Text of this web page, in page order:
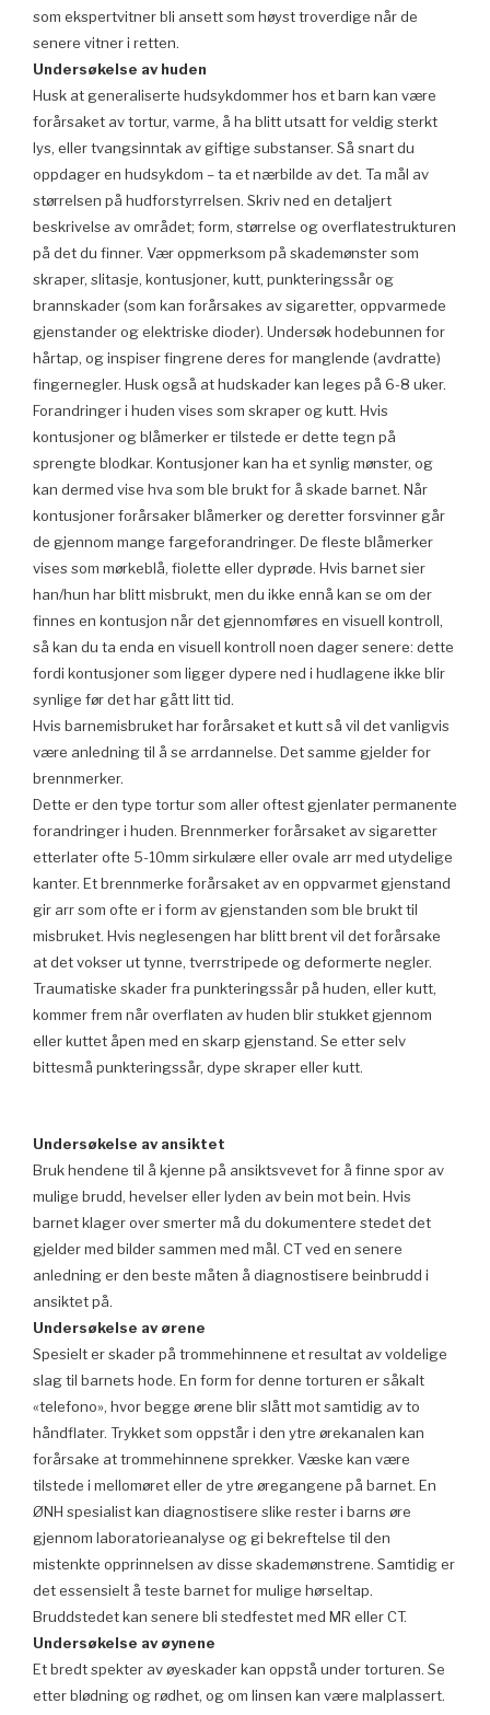
som ekspertvitner bli ansett som høyst troverdige når de
senere vitner i retten.
Undersøkelse av huden
Husk at generaliserte hudsykdommer hos et barn kan være
forårsaket av tortur, varme, å ha blitt utsatt for veldig sterkt
lys, eller tvangsinntak av giftige substanser. Så snart du
oppdager en hudsykdom – ta et nærbilde av det. Ta mål av
størrelsen på hudforstyrrelsen. Skriv ned en detaljert
beskrivelse av området; form, størrelse og overflatestrukturen
på det du finner. Vær oppmerksom på skademønster som
skraper, slitasje, kontusjoner, kutt, punkteringssår og
brannskader (som kan forårsakes av sigaretter, oppvarmede
gjenstander og elektriske dioder). Undersøk hodebunnen for
hårtap, og inspiser fingrene deres for manglende (avdratte)
fingernegler. Husk også at hudskader kan leges på 6-8 uker.
Forandringer i huden vises som skraper og kutt. Hvis
kontusjoner og blåmerker er tilstede er dette tegn på
sprengte blodkar. Kontusjoner kan ha et synlig mønster, og
kan dermed vise hva som ble brukt for å skade barnet. Når
kontusjoner forårsaker blåmerker og deretter forsvinner går
de gjennom mange fargeforandringer. De fleste blåmerker
vises som mørkeblå, fiolette eller dyprøde. Hvis barnet sier
han/hun har blitt misbrukt, men du ikke ennå kan se om der
finnes en kontusjon når det gjennomføres en visuell kontroll,
så kan du ta enda en visuell kontroll noen dager senere: dette
fordi kontusjoner som ligger dypere ned i hudlagene ikke blir
synlige før det har gått litt tid.
Hvis barnemisbruket har forårsaket et kutt så vil det vanligvis
være anledning til å se arrdannelse. Det samme gjelder for
brennmerker.
Dette er den type tortur som aller oftest gjenlater permanente
forandringer i huden. Brennmerker forårsaket av sigaretter
etterlater ofte 5-10mm sirkulære eller ovale arr med utydelige
kanter. Et brennmerke forårsaket av en oppvarmet gjenstand
gir arr som ofte er i form av gjenstanden som ble brukt til
misbruket. Hvis neglesengen har blitt brent vil det forårsake
at det vokser ut tynne, tverrstripede og deformerte negler.
Traumatiske skader fra punkteringssår på huden, eller kutt,
kommer frem når overflaten av huden blir stukket gjennom
eller kuttet åpen med en skarp gjenstand. Se etter selv
bittesmå punkteringssår, dype skraper eller kutt.
Undersøkelse av ansiktet
Bruk hendene til å kjenne på ansiktsvevet for å finne spor av
mulige brudd, hevelser eller lyden av bein mot bein. Hvis
barnet klager over smerter må du dokumentere stedet det
gjelder med bilder sammen med mål. CT ved en senere
anledning er den beste måten å diagnostisere beinbrudd i
ansiktet på.
Undersøkelse av ørene
Spesielt er skader på trommehinnene et resultat av voldelige
slag til barnets hode. En form for denne torturen er såkalt
«telefono», hvor begge ørene blir slått mot samtidig av to
håndflater. Trykket som oppstår i den ytre ørekanalen kan
forårsake at trommehinnene sprekker. Væske kan være
tilstede i mellomøret eller de ytre øregangene på barnet. En
ØNH spesialist kan diagnostisere slike rester i barns øre
gjennom laboratorieanalyse og gi bekreftelse til den
mistenkte opprinnelsen av disse skademønstrene. Samtidig er
det essensielt å teste barnet for mulige hørseltap.
Bruddstedet kan senere bli stedfestet med MR eller CT.
Undersøkelse av øynene
Et bredt spekter av øyeskader kan oppstå under torturen. Se
etter blødning og rødhet, og om linsen kan være malplassert.